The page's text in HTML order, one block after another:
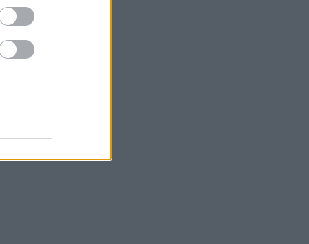
«τουρισμού τοκετού»
Airbnb: Αυξημένα έσοδα στο β’ τρίμηνο
με «όχημα» το Μουντιάλ